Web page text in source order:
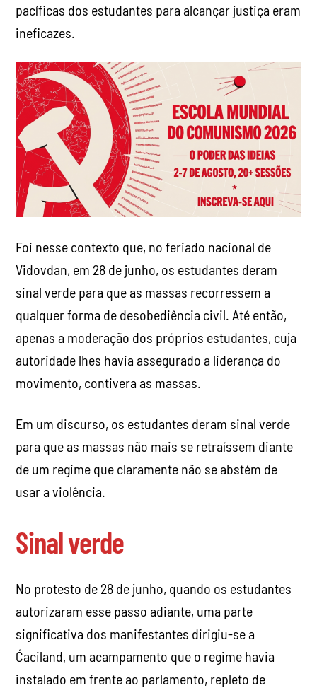
pacíficas dos estudantes para alcançar justiça eram
ineficazes.
Foi nesse contexto que, no feriado nacional de
Vidovdan, em 28 de junho, os estudantes deram
sinal verde para que as massas recorressem a
qualquer forma de desobediência civil. Até então,
apenas a moderação dos próprios estudantes, cuja
autoridade lhes havia assegurado a liderança do
movimento, contivera as massas.
Em um discurso, os estudantes deram sinal verde
para que as massas não mais se retraíssem diante
de um regime que claramente não se abstém de
usar a violência.
Sinal verde
No protesto de 28 de junho, quando os estudantes
autorizaram esse passo adiante, uma parte
significativa dos manifestantes dirigiu-se a
Ćaciland, um acampamento que o regime havia
instalado em frente ao parlamento, repleto de